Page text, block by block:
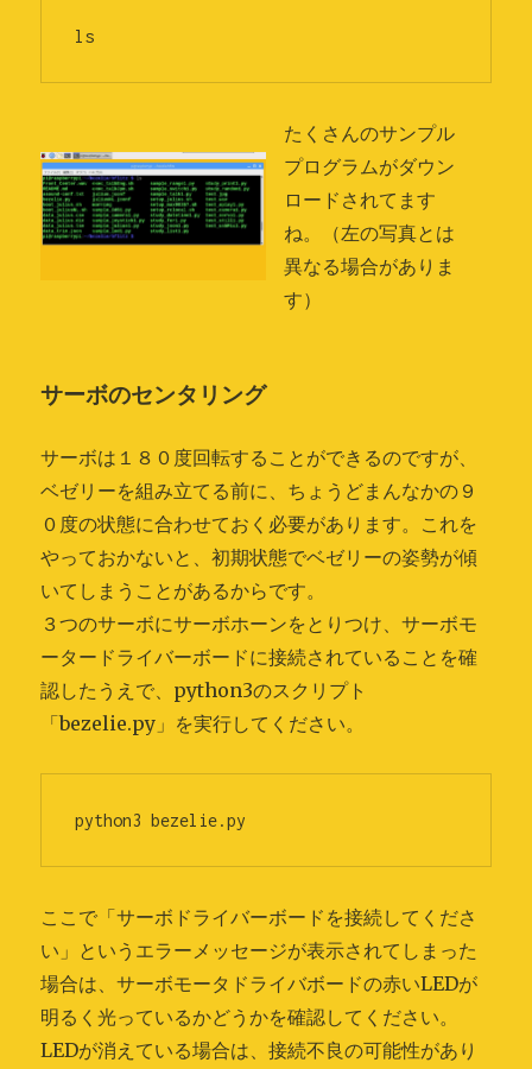
ls
たくさんのサンプル
プログラムがダウン
ロードされてます
ね。（左の写真とは
異なる場合がありま
す）
サーボのセンタリング
サーボは１８０度回転することができるのですが、
ベゼリーを組み立てる前に、ちょうどまんなかの９
０度の状態に合わせておく必要があります。これを
やっておかないと、初期状態でベゼリーの姿勢が傾
いてしまうことがあるからです。
３つのサーボにサーボホーンをとりつけ、サーボモ
ータードライバーボードに接続されていることを確
認したうえで、python3のスクリプト
「bezelie.py」を実行してください。
python3 bezelie.py
ここで「サーボドライバーボードを接続してくださ
い」というエラーメッセージが表示されてしまった
場合は、サーボモータドライバボードの赤いLEDが
明るく光っているかどうかを確認してください。
LEDが消えている場合は、接続不良の可能性があり